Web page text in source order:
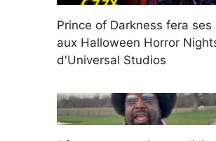
Prince of Darkness fera
aux Halloween Horror
d'Universal Studios